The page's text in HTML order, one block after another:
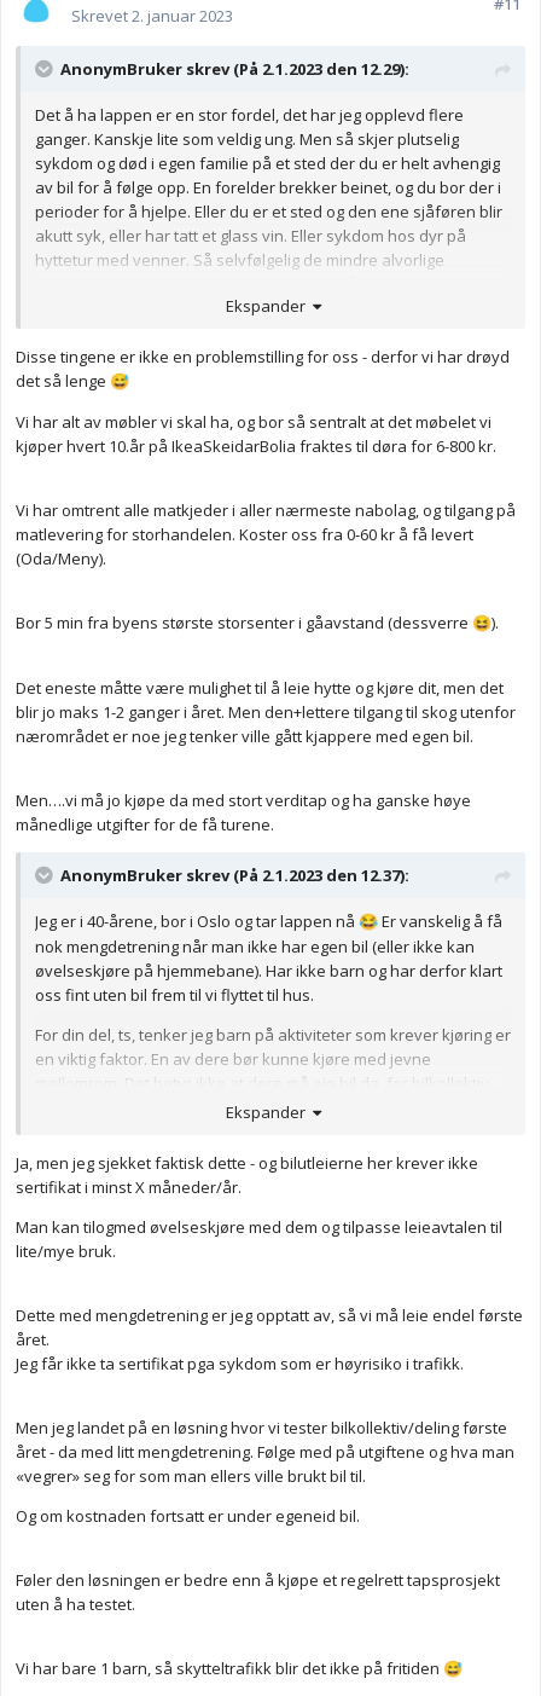
Skrevet2. januar 2023
AnonymBruker skrev (På 2.1.2023 den 12.29):
Det å ha lappen er en stor fordel, det har jeg opplevd flere
ganger. Kanskje lite som veldig ung. Men så skjer plutselig
sykdom og død i egen familie på et sted der du er helt avhengig
av bil for å følge opp. En forelder brekker beinet, og du bor der i
perioder for å hjelpe. Eller du er et sted og den ene sjåføren blir
akutt syk, eller har tatt et glass vin. Eller sykdom hos dyr på
hyttetur med venner. Så selvfølgelig de mindre alvorlige
Eller i det hele tatt oppleve det beste med et land på ferie. Så
Å eie bil i Oslo er imidlertid ofte ikke lønnsomt. Bildeleringen er et
godt alternativ. Det sagt, jeg tror dere vil oppleve frihet på en helt
annen måte om dere velger å skaffe dere en enkel bil. Man kan
storhandle, og komme seg til butikker. For eksempel har jeg en
frihet til utflukter utenfor sentrum, besøk dere ellers ville
droppet på grunn av tungvint transport. Med mer. Man trenger
ikke en bil til halve millionen for dette. Her har vi også en rimelig
uka.
Ekspander
Disse tingene er ikke en problemstilling for oss - derfor vi har drøyd
det så lenge 😅
Vi har alt av møbler vi skal ha, og bor så sentralt at det møbelet vi
kjøper hvert 10.år på IkeaSkeidarBolia fraktes til døra for 6-800 kr.
Vi har omtrent alle matkjeder i aller nærmeste nabolag, og tilgang på
matlevering for storhandelen. Koster oss fra 0-60 kr å få levert
(Oda/Meny).
Bor 5 min fra byens største storsenter i gåavstand (dessverre 😆).
Det eneste måtte være mulighet til å leie hytte og kjøre dit, men det
blir jo maks 1-2 ganger i året. Men den+lettere tilgang til skog utenfor
nærområdet er noe jeg tenker ville gått kjappere med egen bil.
Men….vi må jo kjøpe da med stort verditap og ha ganske høye
månedlige utgifter for de få turene.
AnonymBruker skrev (På 2.1.2023 den 12.37):
Jeg er i 40-årene, bor i Oslo og tar lappen nå 😂 Er vanskelig å få
nok mengdetrening når man ikke har egen bil (eller ikke kan
øvelseskjøre på hjemmebane). Har ikke barn og har derfor klart
oss fint uten bil frem til vi flyttet til hus.
For din del, ts, tenker jeg barn på aktiviteter som krever kjøring er
en viktig faktor. En av dere bør kunne kjøre med jevne
mellomrom. Det betyr ikke at dere må eie bil da, for bilkollektiv
funker helt fint for av-og-til-behov. Men man må gjerne ha hatt
øvelseskjørt via de. Så cluet her er hvordan skaffe lappen for
dere begge. Ville kanskje vurdert å eie en billig bil et par år, så
nok til at dere får leid overalt.
Anonymkode: dd6fb...abd
Ekspander
Ja, men jeg sjekket faktisk dette - og bilutleierne her krever ikke
sertifikat i minst X måneder/år.
Man kan tilogmed øvelseskjøre med dem og tilpasse leieavtalen til
lite/mye bruk.
Dette med mengdetrening er jeg opptatt av, så vi må leie endel første
året.
Jeg får ikke ta sertifikat pga sykdom som er høyrisiko i trafikk.
Men jeg landet på en løsning hvor vi tester bilkollektiv/deling første
året - da med litt mengdetrening. Følge med på utgiftene og hva man
«vegrer» seg for som man ellers ville brukt bil til.
Og om kostnaden fortsatt er under egeneid bil.
Føler den løsningen er bedre enn å kjøpe et regelrett tapsprosjekt
uten å ha testet.
Vi har bare 1 barn, så skytteltrafikk blir det ikke på fritiden 😅